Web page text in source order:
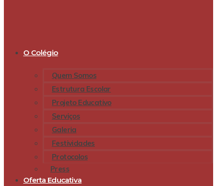
O Colégio
Quem Somos
Estrutura Escolar
Projeto Educativo
Serviços
Galeria
Festividades
Protocolos
Press
Oferta Educativa